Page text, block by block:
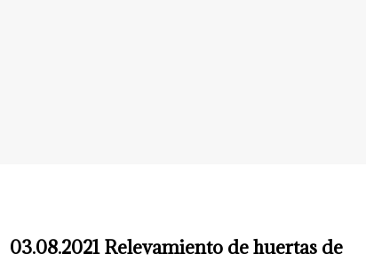
03.08.2021 Relevamiento de huertas de